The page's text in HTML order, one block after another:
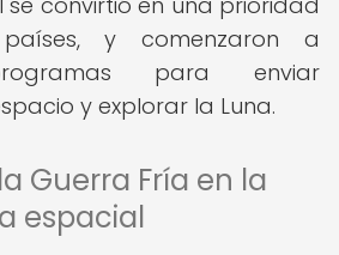
y comenzaron a
para enviar
y explorar la Luna.
Guerra Fría en la
espacial